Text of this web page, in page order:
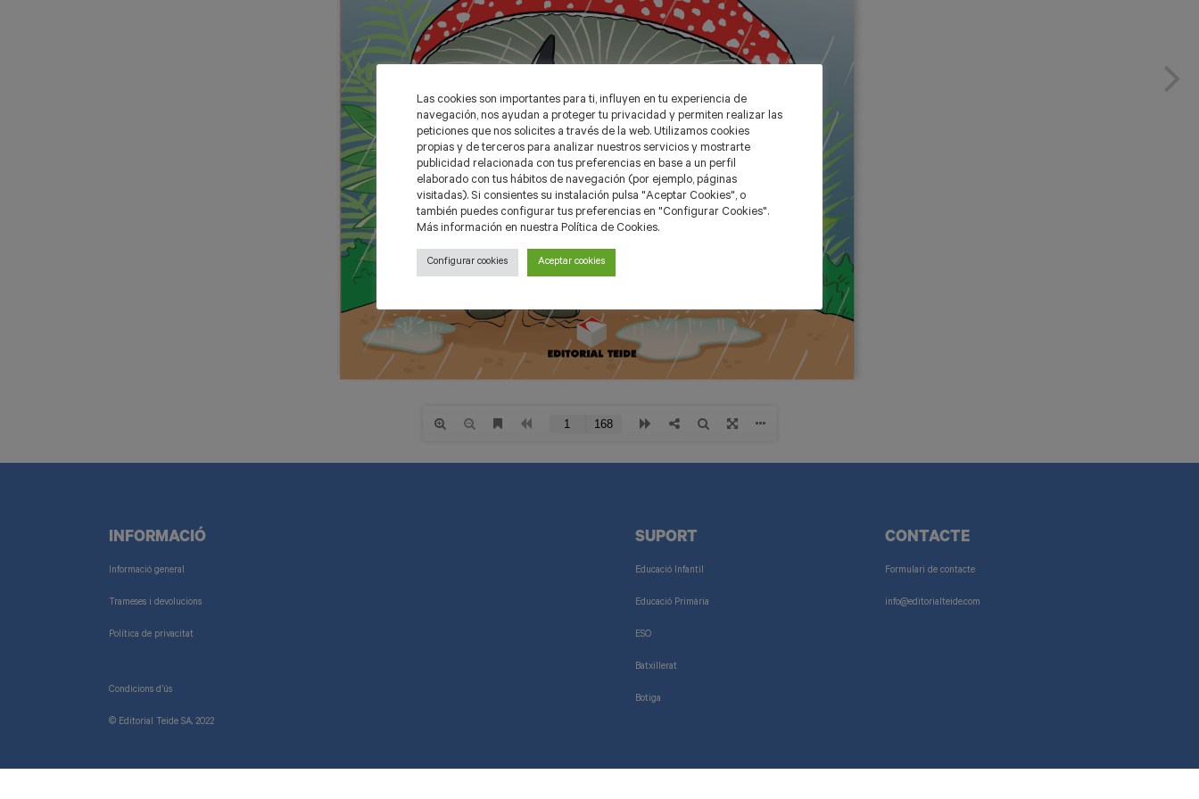
INFORMACIÓ
Informació general
Trameses i devolucions
Política de privacitat
Condicions d’ús
© Editorial Teide SA, 2022
SUPORT
Educació Infantil
Educació Primària
ESO
Batxillerat
Botiga
CONTACTE
Formulari de contacte
info@editorialteide.com
Las cookies son importantes para ti, influyen en tu experiencia de
navegación, nos ayudan a proteger tu privacidad y permiten realizar las
peticiones que nos solicites a través de la web. Utilizamos cookies
propias y de terceros para analizar nuestros servicios y mostrarte
publicidad relacionada con tus preferencias en base a un perfil
elaborado con tus hábitos de navegación (por ejemplo, páginas
visitadas). Si consientes su instalación pulsa "Aceptar Cookies", o
también puedes configurar tus preferencias en "Configurar Cookies".
Más información en nuestra Política de Cookies.
Configurar cookies Aceptar cookies